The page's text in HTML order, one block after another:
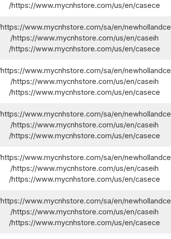
https://www.mycnhstore.com/us/en/casece/
https://www.mycnhstore.com/sa/en/newhollandce/
https://www.mycnhstore.com/us/en/caseih/
https://www.mycnhstore.com/us/en/casece/
https://www.mycnhstore.com/sa/en/newhollandce/
https://www.mycnhstore.com/us/en/caseih/
https://www.mycnhstore.com/us/en/casece/
https://www.mycnhstore.com/sa/en/newhollandce/
https://www.mycnhstore.com/us/en/caseih/
https://www.mycnhstore.com/us/en/casece/
https://www.mycnhstore.com/sa/en/newhollandce/
https://www.mycnhstore.com/us/en/caseih/
https://www.mycnhstore.com/us/en/casece/
https://www.mycnhstore.com/sa/en/newhollandce/
https://www.mycnhstore.com/us/en/caseih/
https://www.mycnhstore.com/us/en/casece/